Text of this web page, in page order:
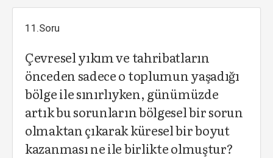
11.Soru
Çevresel yıkım ve tahribatların
önceden sadece o toplumun yaşadığı
bölge ile sınırlıyken, günümüzde
artık bu sorunların bölgesel bir sorun
olmaktan çıkarak küresel bir boyut
kazanması ne ile birlikte olmuştur?